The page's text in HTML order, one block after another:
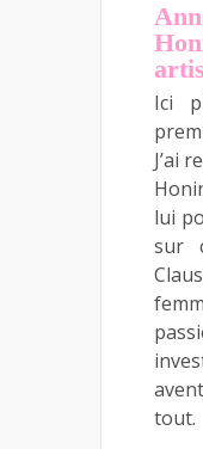
Ici
J’ai
lui
sur
tout.